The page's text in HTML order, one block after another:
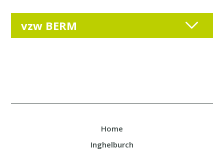
vzw BERM
Home
Inghelburch